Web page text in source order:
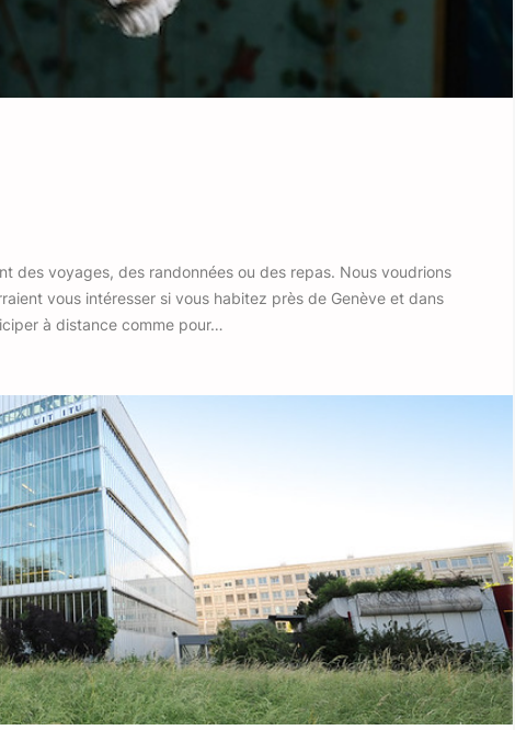
des voyages, des randonnées ou des repas. Nous voudrions
vous intéresser si vous habitez près de Genève et dans
à distance comme pour…